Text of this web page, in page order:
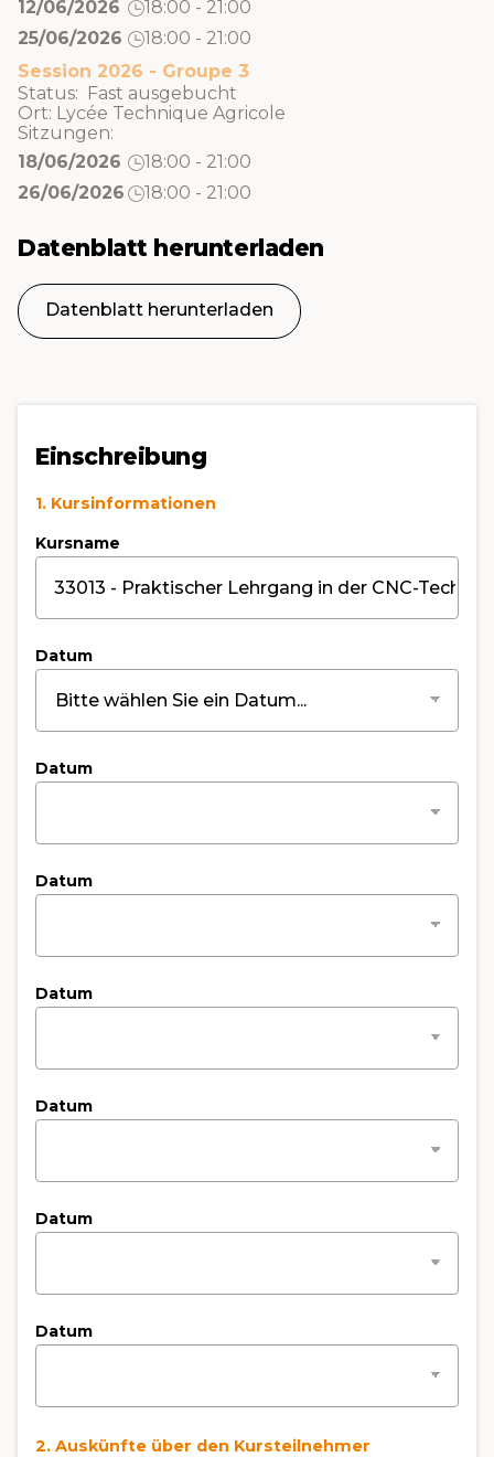
12/06/2026
18:00 - 21:00
25/06/2026
18:00 - 21:00
Session 2026 - Groupe 3
Status: Fast ausgebucht
Ort: Lycée Technique Agricole
Sitzungen:
18/06/2026
18:00 - 21:00
26/06/2026
18:00 - 21:00
Datenblatt herunterladen
Datenblatt herunterladen
Einschreibung
1. Kursinformationen
Kursname
Datum
Datum
Datum
Datum
Datum
Datum
Datum
2. Auskünfte über den Kursteilnehmer